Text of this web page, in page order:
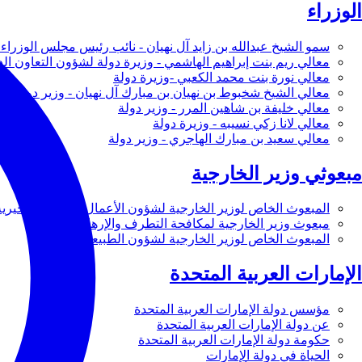
الوزراء
سمو الشيخ عبدالله بن زايد آل نهيان - نائب رئيس مجلس الوزراء
معالي ريم بنت إبراهيم الهاشمي - وزيرة دولة لشؤون التعاون
معالي نورة بنت محمد الكعبي -وزيرة دولة
معالي الشيخ شخبوط بن نهيان بن مبارك آل نهيان - وزير دولة
معالي خليفة بن شاهين المرر - وزير دولة
معالي لانا زكي نسيبه - وزيرة دولة
معالي سعيد بن مبارك الهاجري - وزير دولة
مبعوثي وزير الخارجية
المبعوث الخاص لوزير الخارجية لشؤون الأعمال والأعمال
مبعوث وزير الخارجية لمكافحة التطرف والإرهاب
المبعوث الخاص لوزير الخارجية لشؤون الطبيعة
الإمارات العربية المتحدة
مؤسس دولة الإمارات العربية المتحدة
عن دولة الإمارات العربية المتحدة
حكومة دولة الإمارات العربية المتحدة
الحياة في دولة الإمارات